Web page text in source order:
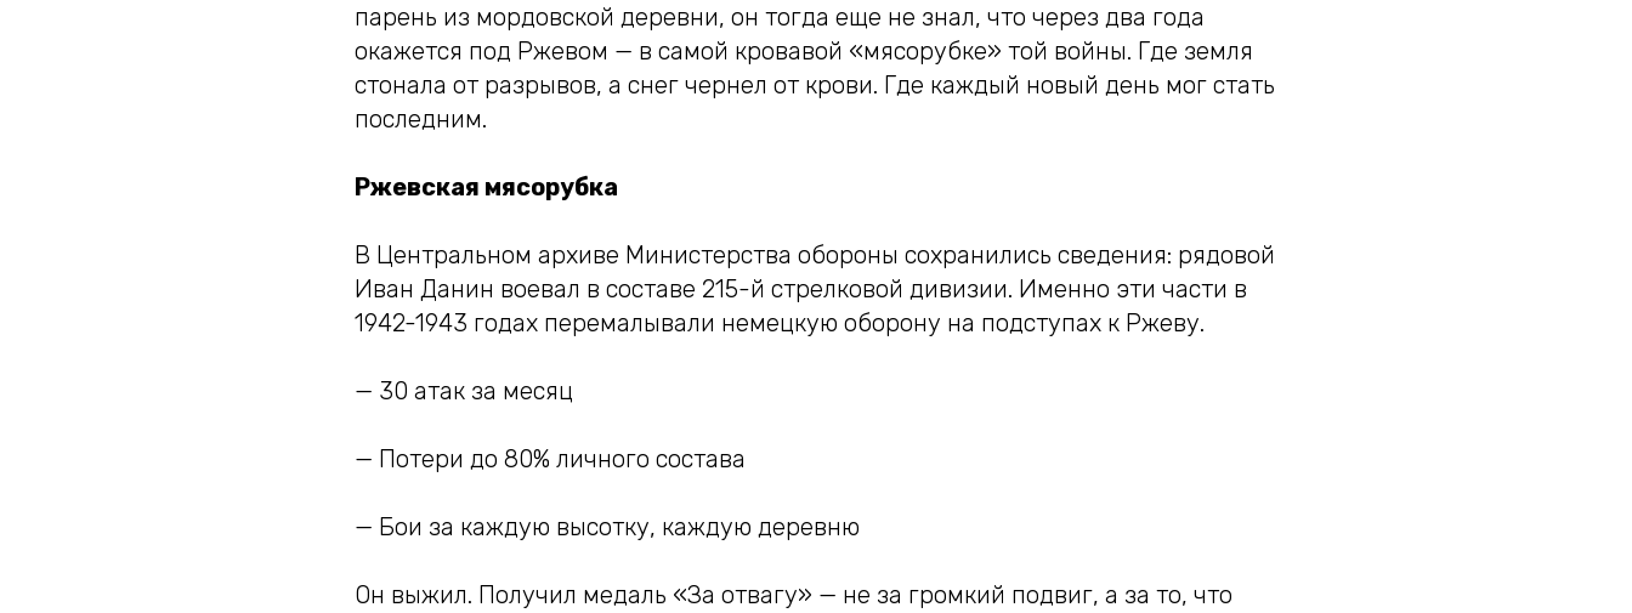
парень из мордовской деревни, он тогда еще не знал, что через два года
окажется под Ржевом — в самой кровавой «мясорубке» той войны. Где земля
стонала от разрывов, а снег чернел от крови. Где каждый новый день мог стать
последним.
Ржевская мясорубка
В Центральном архиве Министерства обороны сохранились сведения: рядовой
Иван Данин воевал в составе 215-й стрелковой дивизии. Именно эти части в
1942-1943 годах перемалывали немецкую оборону на подступах к Ржеву.
— 30 атак за месяц
— Потери до 80% личного состава
— Бои за каждую высотку, каждую деревню
Он выжил. Получил медаль «За отвагу» — не за громкий подвиг, а за то, что